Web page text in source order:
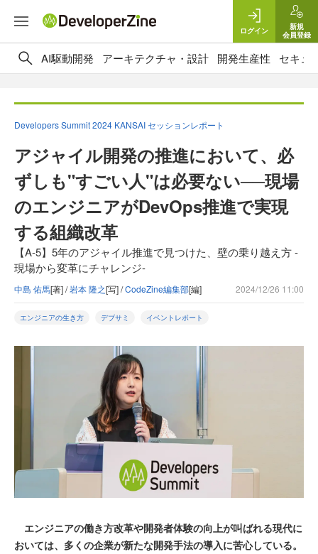
ログイン
新規
会員登録
AI駆動開発 アーキテクチャ・設計 開発生産性 セキュ
Developers Summit 2024 KANSAI セッションレポート
アジャイル開発の推進において、必
ずしも"すごい人"は必要ない──現場
のエンジニアがDevOps推進で実現
する組織改革
【A-5】5年のアジャイル推進で見つけた、壁の乗り越え方 -
現場から変革にチャレンジ-
中島 佑馬[著] /岩本 隆之[写] /CodeZine編集部[編] 2024/12/26 11:00
エンジニアの生き方 デブサミ イベントレポート
エンジニアの働き方改革や開発者体験の向上が叫ばれる現代に
おいては、多くの企業が新たな開発手法の導入に苦心している。